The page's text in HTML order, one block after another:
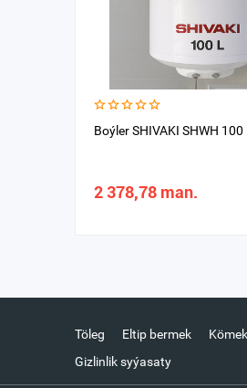
Boýler SHIVAKI SHWH 100
2 378,78 man.
Töleg Eltip bermek Kömek
Gizlinlik syýasaty